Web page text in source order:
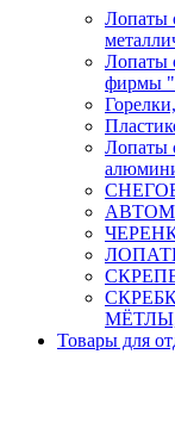
Лопаты
Лопаты
фирмы
Лопаты
Товары для